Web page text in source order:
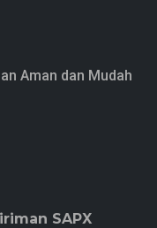
Aman dan Mudah
SAPX